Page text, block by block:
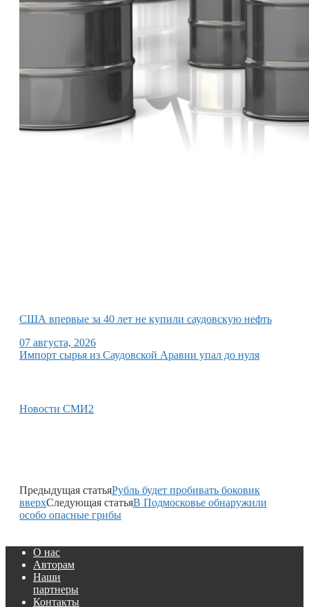
США впервые за 40 лет не купили саудовскую нефть
07 августа, 2026
Импорт сырья из Саудовской Аравии упал до нуля
Новости СМИ2
Предыдущая статьяРубль будет пробивать боковик
вверхСледующая статьяВ Подмосковье обнаружили
особо опасные грибы
О нас
Авторам
Наши
партнеры
Контакты